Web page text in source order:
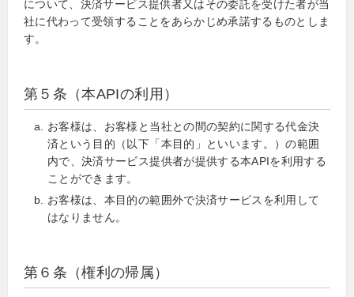
について、決済サービス提供者又はその委託を受けた者が当
社に代わって受領することをあらかじめ承諾するものとしま
す。
第５条（本APIの利用）
お客様は、お客様と当社との間の契約に関する代金決
済という目的（以下「本目的」といいます。）の範囲
内で、決済サービス提供者が提供する本APIを利用する
ことができます。
お客様は、本目的の範囲外で決済サービスを利用して
はなりません。
第６条（権利の帰属）